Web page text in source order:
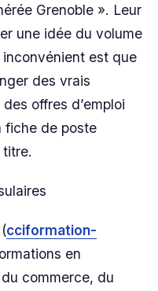
Grenoble ». Leur
une idée du volume
inconvénient est que
des vrais
offres d’emploi
fiche de poste
cciformation-
en
commerce, du